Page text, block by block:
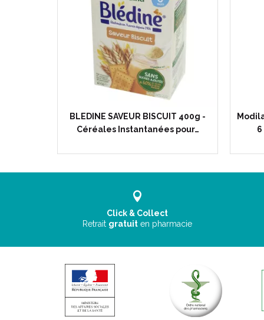
BLEDINE SAVEUR BISCUIT 400g -
Céréales Instantanées pour…
Click & Collect
Retrait gratuit en pharmacie